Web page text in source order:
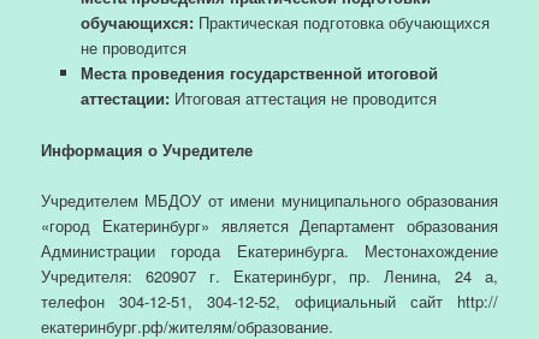
обучающихся:Практическая подготовка обучающихся
не проводится
Места проведения государственной итоговой
аттестации:Итоговая аттестация не проводится
Информация о Учредителе
Учредителем МБДОУ от имени муниципального образования
«город Екатеринбург» является Департамент образования
Администрации города Екатеринбурга. Местонахождение
Учредителя: 620907 г. Екатеринбург, пр. Ленина, 24 а,
телефон 304-12-51, 304-12-52, официальный сайт http://
екатеринбург.рф/жителям/образование.